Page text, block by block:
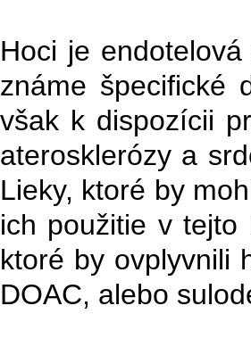
Hoci je
známe špecifické
však k dispozícii
aterosklerózy a
Lieky, ktoré by
ich použitie v tejto
ktoré by ovplyvnili
DOAC, alebo